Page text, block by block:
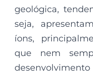
geológica,
seja,
íons,
que nem